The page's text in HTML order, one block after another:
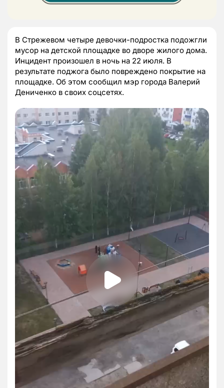
В Стрежевом четыре девочки-подростка подожгли
мусор на детской площадке во дворе жилого дома.
Инцидент произошел в ночь на 22 июля. В
результате поджога было повреждено покрытие на
площадке. Об этом сообщил мэр города Валерий
Дениченко в своих соцсетях.